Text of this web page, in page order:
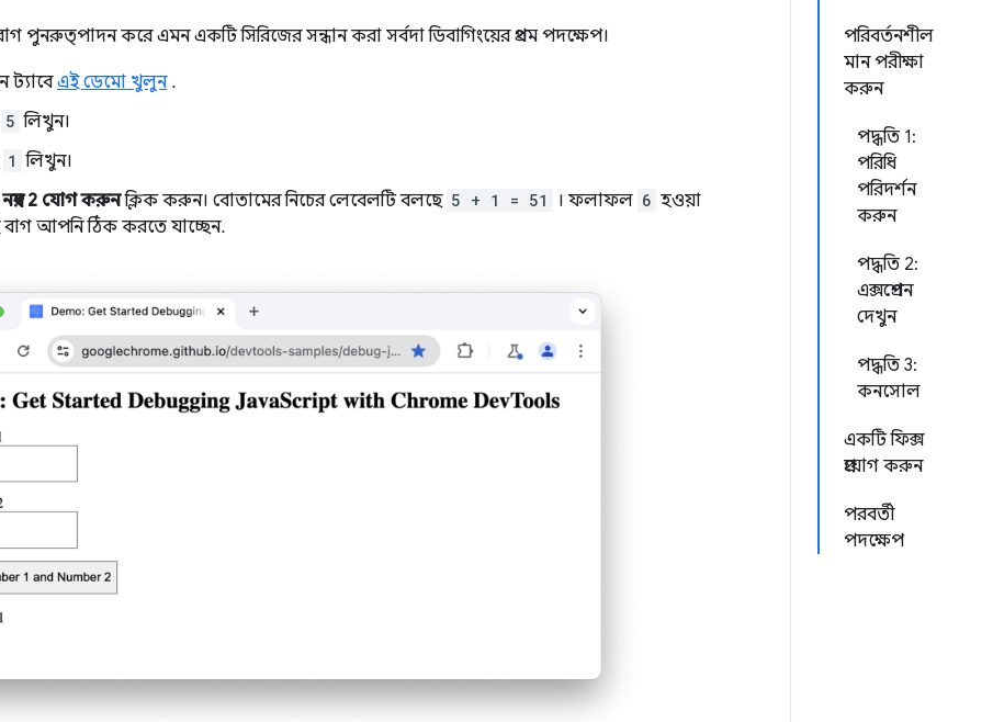
পরিবর্তনশীল
মান পরীক্ষা
করুন
পদ্ধতি 1:
পরিধি
পরিদর্শন
করুন
পদ্ধতি 2:
এক্সপ্রেশন
দেখুন
পদ্ধতি 3:
কনসোল
একটি ফিক্স
প্রয়োগ করুন
পরবর্তী
পদক্ষেপ
পুনরুত্পাদন করে এমন একটি সিরিজের সন্ধান করা সর্বদা ডিবাগিংয়ের প্রথম পদক্ষেপ।
ট্যাবেএই ডেমো খুলুন.
5 লিখুন।
1 লিখুন।
নম্বর 2 যোগ করুনক্লিক করুন। বোতামের নিচের লেবেলটি বলছে 5 + 1 = 51 । ফলাফল 6 হওয়া
বাগ আপনি ঠিক করতে যাচ্ছেন.